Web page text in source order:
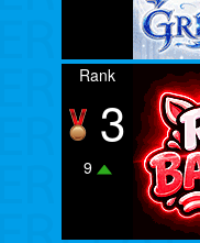
Rank
3
9